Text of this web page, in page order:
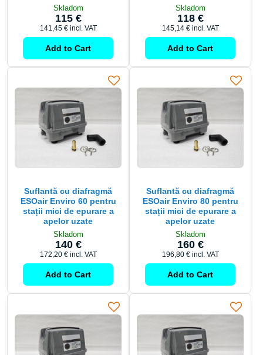
Skladom
115 €
141,45 € incl. VAT
Add to Cart
Skladom
118 €
145,14 € incl. VAT
Add to Cart
Suflantă cu diafragmă
ESOair Enviro 60 pentru
stații mici de epurare a
apelor uzate
Skladom
140 €
172,20 € incl. VAT
Add to Cart
Suflantă cu diafragmă
ESOair Enviro 80 pentru
stații mici de epurare a
apelor uzate
Skladom
160 €
196,80 € incl. VAT
Add to Cart